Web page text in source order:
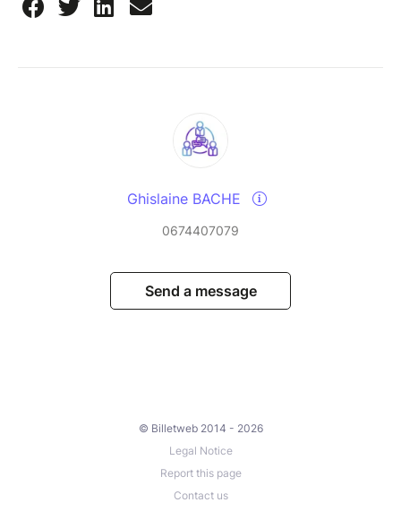
Ghislaine BACHE
0674407079
Send a message
© Billetweb 2014 - 2026
Legal Notice
Report this page
Contact us